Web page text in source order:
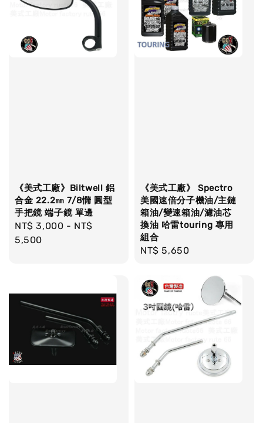
《美式工廠》Biltwell 鋁
合金 22.2㎜ 7/8憜 圓型
手把鏡 端子鏡 單邊
Regular
price
NT$ 3,000 - NT$
5,500
《美式工廠》 Spectro
美國速倍分子機油/主鏈
箱油/變速箱油/濾油芯
換油 哈雷touring 專用
組合
Regular
NT$ 5,650